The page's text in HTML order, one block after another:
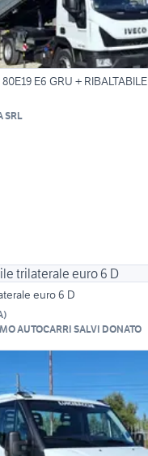
E6 GRU + RIBALTABILE
SRL
euro 6 D
)
AUTOCARRI SALVI DONATO